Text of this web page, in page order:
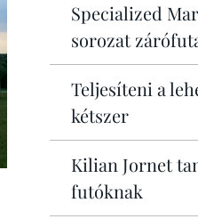
Specialized
sorozat
Teljesíteni a
kétszer
Kilian Jornet
futóknak